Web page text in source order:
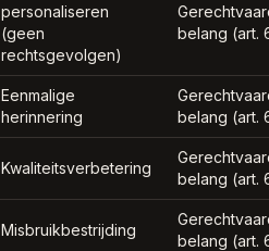
personaliseren
(geen
rechtsgevolgen)
belang (art.
Eenmalige
herinnering
belang (art.
Kwaliteitsverbetering
belang (art.
Misbruikbestrijding
belang (art.